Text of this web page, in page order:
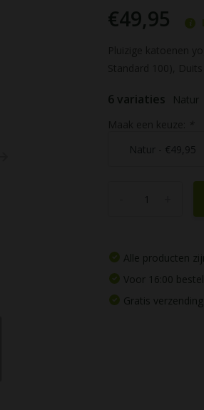
€49,95
6 variaties
Natur
Alle producten
Voor 16:00
Gratis